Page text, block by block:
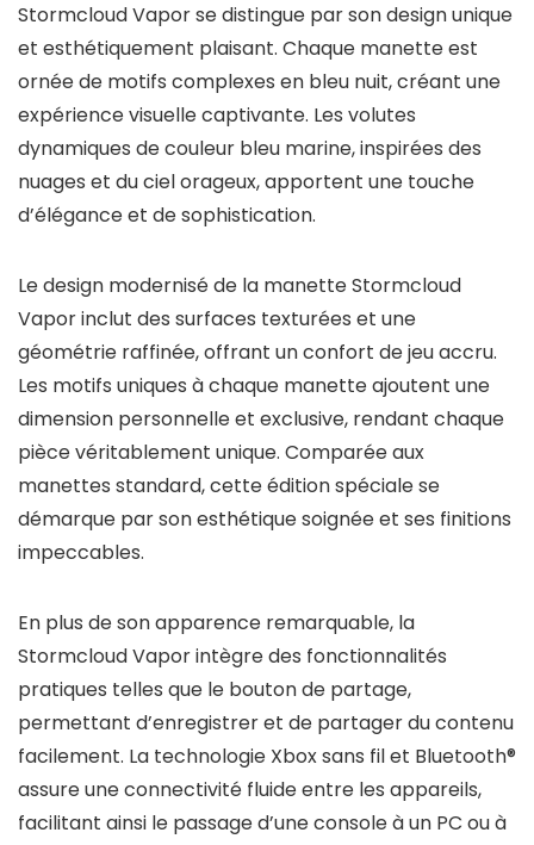
Stormcloud Vapor se distingue par son design unique
et esthétiquement plaisant. Chaque manette est
ornée de motifs complexes en bleu nuit, créant une
expérience visuelle captivante. Les volutes
dynamiques de couleur bleu marine, inspirées des
nuages et du ciel orageux, apportent une touche
d’élégance et de sophistication.
Le design modernisé de la manette Stormcloud
Vapor inclut des surfaces texturées et une
géométrie raffinée, offrant un confort de jeu accru.
Les motifs uniques à chaque manette ajoutent une
dimension personnelle et exclusive, rendant chaque
pièce véritablement unique. Comparée aux
manettes standard, cette édition spéciale se
démarque par son esthétique soignée et ses finitions
impeccables.
En plus de son apparence remarquable, la
Stormcloud Vapor intègre des fonctionnalités
pratiques telles que le bouton de partage,
permettant d’enregistrer et de partager du contenu
facilement. La technologie Xbox sans fil et Bluetooth®
assure une connectivité fluide entre les appareils,
facilitant ainsi le passage d’une console à un PC ou à